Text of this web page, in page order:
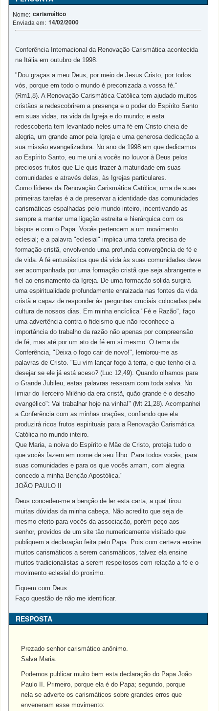
Nome: carismático
Enviada em: 14/02/2000
Conferência Internacional da Renovação Carismática acontecida
na Itália em outubro de 1998.
"Dou graças a meu Deus, por meio de Jesus Cristo, por todos
vós, porque em todo o mundo é preconizada a vossa fé."
(Rm1,8). A Renovação Carismática Católica tem ajudado muitos
cristãos a redescobrirem a presença e o poder do Espírito Santo
em suas vidas, na vida da Igreja e do mundo; e esta
redescoberta tem levantado neles uma fé em Cristo cheia de
alegria, um grande amor pela Igreja e uma generosa dedicação a
sua missão evangelizadora. No ano de 1998 em que dedicamos
ao Espírito Santo, eu me uni a vocês no louvor à Deus pelos
preciosos frutos que Ele quis trazer à maturidade em suas
comunidades e através delas, às Igrejas particulares.
Como líderes da Renovação Carismática Católica, uma de suas
primeiras tarefas é a de preservar a identidade das comunidades
carismáticas espalhadas pelo mundo inteiro, incentivando-as
sempre a manter uma ligação estreita e hierárquica com os
bispos e com o Papa. Vocês pertencem a um movimento
eclesial; e a palavra "eclesial" implica uma tarefa precisa de
formação cristã, envolvendo uma profunda convergência de fé e
de vida. A fé entusiástica que dá vida às suas comunidades deve
ser acompanhada por uma formação cristã que seja abrangente e
fiel ao ensinamento da Igreja. De uma formação sólida surgirá
uma espiritualidade profundamente enraizada nas fontes da vida
cristã e capaz de responder às perguntas cruciais colocadas pela
cultura de nossos dias. Em minha encíclica "Fé e Razão", faço
uma advertência contra o fideismo que não reconhece a
importância do trabalho da razão não apenas por compreensão
de fé, mas até por um ato de fé em si mesmo. O tema da
Conferência, "Deixa o fogo cair de novo!", lembrou-me as
palavras de Cristo. "Eu vim lançar fogo à terra, e que tenho ei a
desejar se ele já está aceso? (Luc 12,49). Quando olhamos para
o Grande Jubileu, estas palavras ressoam com toda salva. No
limiar do Terceiro Milênio da era cristã, quão grande é o desafio
evangélico": Vai trabalhar hoje na vinha!" (Mt 21,28). Acompanhei
a Conferência com as minhas orações, confiando que ela
produzirá ricos frutos espirituais para a Renovação Carismática
Católica no mundo inteiro.
Que Maria, a noiva do Espírito e Mãe de Cristo, proteja tudo o
que vocês fazem em nome de seu filho. Para todos vocês, para
suas comunidades e para os que vocês amam, com alegria
concedo a minha Benção Apostólica."
JOÃO PAULO II
Deus concedeu-me a benção de ler esta carta, a qual tirou
muitas dúvidas da minha cabeça. Não acredito que seja de
mesmo efeito para vocês da associação, porém peço aos
senhor, providos de um site tão numericamente visitado que
publiquem a declaração feita pelo Papa. Pois com certeza ensine
muitos carismáticos a serem carismáticos, talvez ela ensine
muitos tradicionalistas a serem respeitosos com relação a fé e o
movimento eclesial do proximo.
Fiquem com Deus
Faço questão de não me identificar.
RESPOSTA
Prezado senhor carismático anônimo.
Salva Maria.
Podemos publicar muito bem esta declaração do Papa João
Paulo II. Primeiro, porque ela é do Papa; segundo, porque
nela se adverte os carismáticos sobre grandes erros que
envenenam esse movimento: